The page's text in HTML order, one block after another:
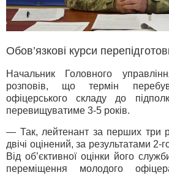
Обов’язкові курси
Начальник Головного
розповів, що термін
офіцерського складу до
перевищуватиме 3-5 років.
— Так, лейтенант за перших три
двічі оцінений, за результатами 2-
Від об’єктивної оцінки його
переміщення молодого